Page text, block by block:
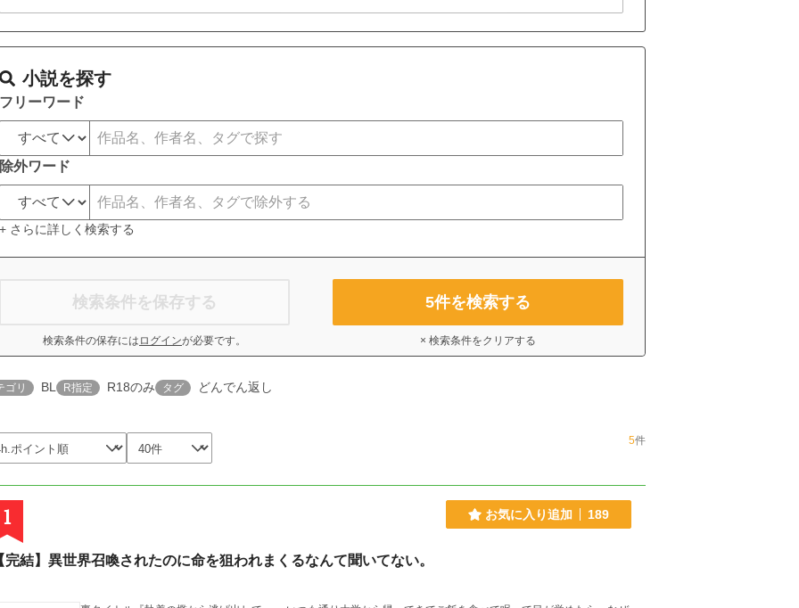
小説を探す
フリーワード
除外ワード
+ さらに詳しく検索する
検索条件を保存する
検索条件の保存には ログインが必要です。
5件を検索する
× 検索条件をクリアする
ゴリ BL R指定 R18のみ タグ どんでん返し
5件
1 お気に入り追加 189
完結】異世界召喚されたのに命を狙われまくるなんて聞いてない。